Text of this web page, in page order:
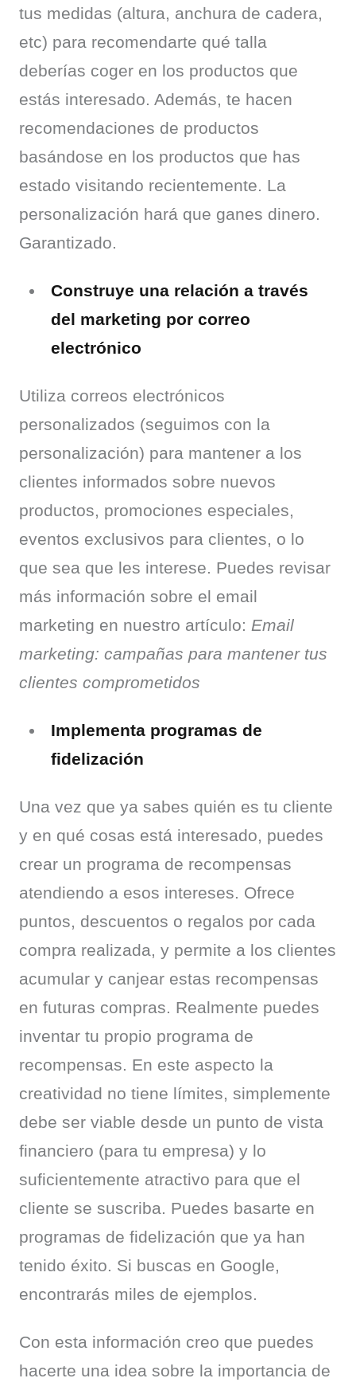
tus medidas (altura, anchura de cadera,
etc) para recomendarte qué talla
deberías coger en los productos que
estás interesado. Además, te hacen
recomendaciones de productos
basándose en los productos que has
estado visitando recientemente. La
personalización hará que ganes dinero.
Garantizado.
Construye una relación a través
del marketing por correo
electrónico
Utiliza correos electrónicos
personalizados (seguimos con la
personalización) para mantener a los
clientes informados sobre nuevos
productos, promociones especiales,
eventos exclusivos para clientes, o lo
que sea que les interese. Puedes revisar
más información sobre el email
marketing en nuestro artículo: Email
marketing: campañas para mantener tus
clientes comprometidos
Implementa programas de
fidelización
Una vez que ya sabes quién es tu cliente
y en qué cosas está interesado, puedes
crear un programa de recompensas
atendiendo a esos intereses. Ofrece
puntos, descuentos o regalos por cada
compra realizada, y permite a los clientes
acumular y canjear estas recompensas
en futuras compras. Realmente puedes
inventar tu propio programa de
recompensas. En este aspecto la
creatividad no tiene límites, simplemente
debe ser viable desde un punto de vista
financiero (para tu empresa) y lo
suficientemente atractivo para que el
cliente se suscriba. Puedes basarte en
programas de fidelización que ya han
tenido éxito. Si buscas en Google,
encontrarás miles de ejemplos.
Con esta información creo que puedes
hacerte una idea sobre la importancia de